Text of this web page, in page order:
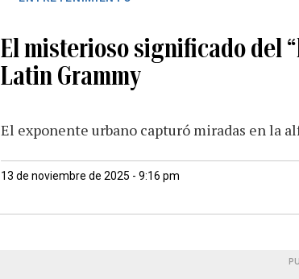
El misterioso significado del
Latin Grammy
El exponente urbano capturó miradas en la
13 de noviembre de 2025 - 9:16 pm